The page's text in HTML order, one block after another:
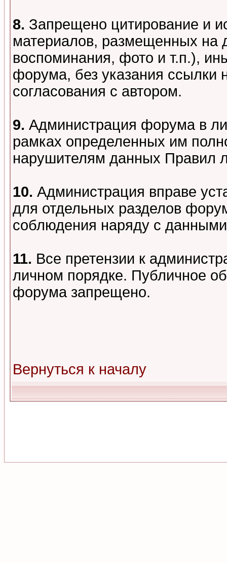
8. Запрещено цитирование и
материалов, размещенных на
воспоминания, фото и т.п.),
форума, без указания ссылки
согласования с автором.
9. Администрация форума в
рамках определенных им
нарушителям данных Правил
10. Администрация вправе
для отдельных разделов
соблюдения наряду с
11. Все претензии к
личном порядке. Публичное
форума запрещено.
Вернуться к началу